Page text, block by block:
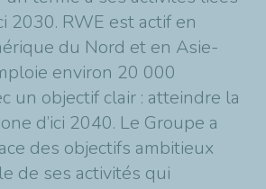
2030. RWE est actif en
du Nord et en Asie-
environ 20 000
un objectif clair : atteindre la
d’ici 2040. Le Groupe a
des objectifs ambitieux
de ses activités qui